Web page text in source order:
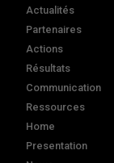
Actualités
Partenaires
Actions
Résultats
Communication
Ressources
Home
Presentation